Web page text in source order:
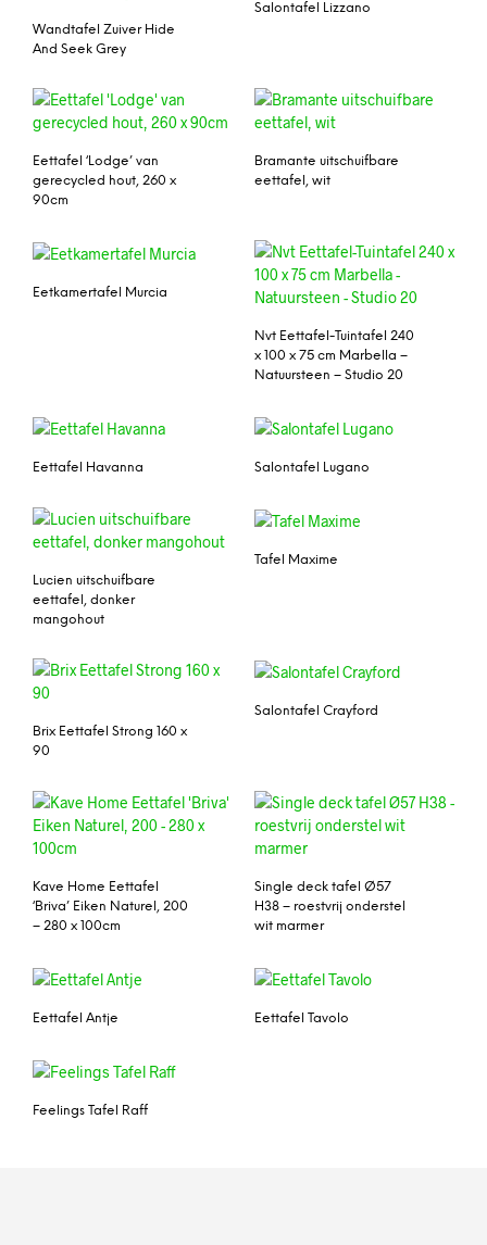
Wandtafel Zuiver Hide
And Seek Grey
Salontafel Lizzano
Eettafel ‘Lodge’ van
gerecycled hout, 260 x
90cm
Bramante uitschuifbare
eettafel, wit
Eetkamertafel Murcia
Nvt Eettafel-Tuintafel 240
x 100 x 75 cm Marbella –
Natuursteen – Studio 20
Eettafel Havanna Salontafel Lugano
Lucien uitschuifbare
eettafel, donker
mangohout
Tafel Maxime
Brix Eettafel Strong 160 x
90
Salontafel Crayford
Kave Home Eettafel
‘Briva’ Eiken Naturel, 200
– 280 x 100cm
Single deck tafel Ø57
H38 – roestvrij onderstel
wit marmer
Eettafel Antje Eettafel Tavolo
Feelings Tafel Raff